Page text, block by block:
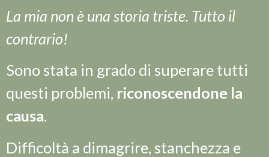
La mia non è una storia triste. Tutto il
contrario!
Sono stata in grado di superare tutti
questi problemi, riconoscendone la
causa.
Difficoltà a dimagrire, stanchezza e